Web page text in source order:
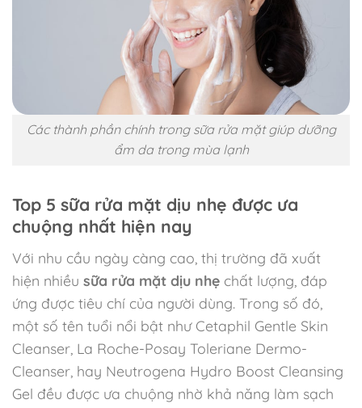
Các thành phần chính trong sữa rửa mặt giúp dưỡng
ẩm da trong mùa lạnh
Top 5 sữa rửa mặt dịu nhẹ được ưa
chuộng nhất hiện nay
Với nhu cầu ngày càng cao, thị trường đã xuất
hiện nhiều sữa rửa mặt dịu nhẹ chất lượng, đáp
ứng được tiêu chí của người dùng. Trong số đó,
một số tên tuổi nổi bật như Cetaphil Gentle Skin
Cleanser, La Roche-Posay Toleriane Dermo-
Cleanser, hay Neutrogena Hydro Boost Cleansing
Gel đều được ưa chuộng nhờ khả năng làm sạch